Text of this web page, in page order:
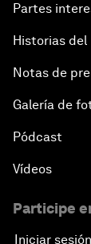
Partes
Historias del
Notas de
Galería de
Pódcast
Vídeos
Participe
Iniciar sesión